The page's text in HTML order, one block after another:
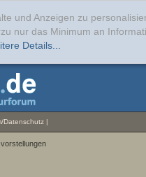
und Anzeigen zu
nur das Minimum an
Details...
Datenschutz |